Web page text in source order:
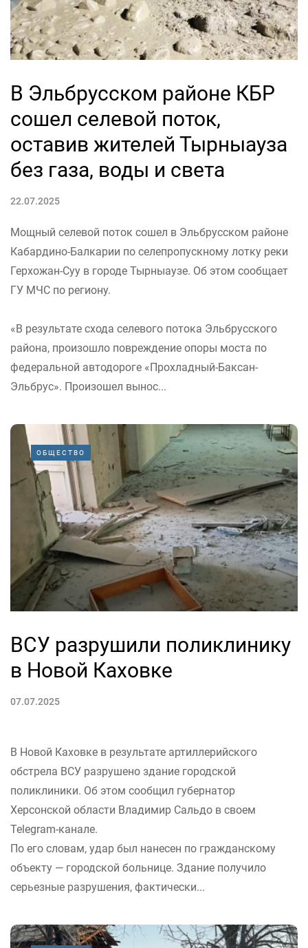
В Эльбрусском районе КБР
сошел селевой поток,
оставив жителей Тырныауза
без газа, воды и света
22.07.2025
Мощный селевой поток сошел в Эльбрусском районе
Кабардино-Балкарии по селепропускному лотку реки
Герхожан-Суу в городе Тырныаузе. Об этом сообщает
ГУ МЧС по региону.
«В результате схода селевого потока Эльбрусского
района, произошло повреждение опоры моста по
федеральной автодороге «Прохладный-Баксан-
Эльбрус». Произошел вынос...
ОБЩЕСТВО
ВСУ разрушили поликлинику
в Новой Каховке
07.07.2025
В Новой Каховке в результате артиллерийского
обстрела ВСУ разрушено здание городской
поликлиники. Об этом сообщил губернатор
Херсонской области Владимир Сальдо в своем
Telegram-канале.
По его словам, удар был нанесен по гражданскому
объекту — городской больнице. Здание получило
серьезные разрушения, фактически...